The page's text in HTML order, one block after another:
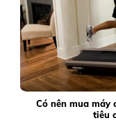
Có nên mua máy
tiêu